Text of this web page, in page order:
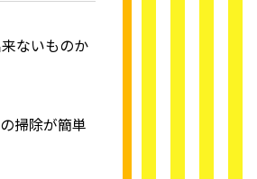
ないものか
掃除が簡単